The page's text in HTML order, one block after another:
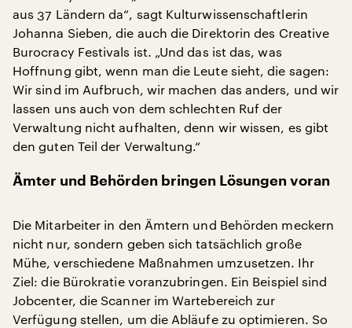
aus 37 Ländern da“, sagt Kulturwissenschaftlerin
Johanna Sieben, die auch die Direktorin des Creative
Burocracy Festivals ist. „Und das ist das, was
Hoffnung gibt, wenn man die Leute sieht, die sagen:
Wir sind im Aufbruch, wir machen das anders, und wir
lassen uns auch von dem schlechten Ruf der
Verwaltung nicht aufhalten, denn wir wissen, es gibt
den guten Teil der Verwaltung.“
Ämter und Behörden bringen Lösungen voran
Die Mitarbeiter in den Ämtern und Behörden meckern
nicht nur, sondern geben sich tatsächlich große
Mühe, verschiedene Maßnahmen umzusetzen. Ihr
Ziel: die Bürokratie voranzubringen. Ein Beispiel sind
Jobcenter, die Scanner im Wartebereich zur
Verfügung stellen, um die Abläufe zu optimieren. So